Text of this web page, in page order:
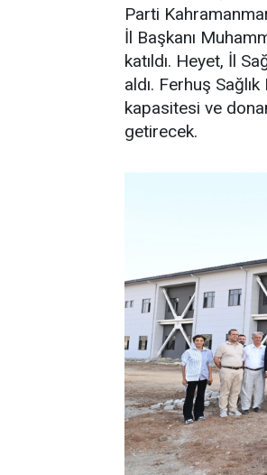
Parti
İl Başkanı
katıldı. Heyet, İl
aldı. Ferhuş
kapasitesi ve
getirecek.